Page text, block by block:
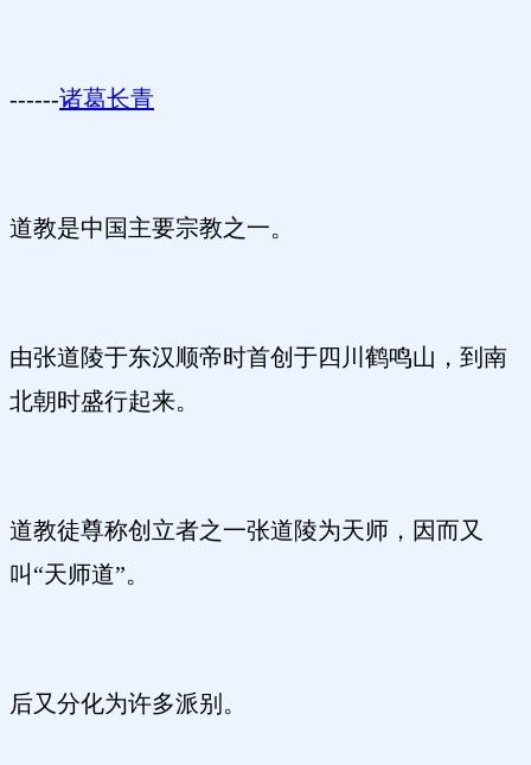
------诸葛长青
道教是中国主要宗教之一。
由张道陵于东汉顺帝时首创于四川鹤鸣山，到南
北朝时盛行起来。
道教徒尊称创立者之一张道陵为天师，因而又
叫“天师道”。
后又分化为许多派别。